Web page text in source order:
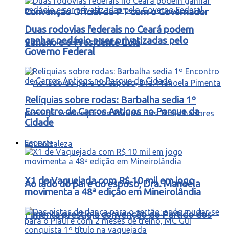
Convenção Oficial do PT com o Governador
Elmano e o Presidente Lula
Ao lado do pai e do esposo, Dra. Manoela
Pimenta prestigia convenção do Partido dos
Duas rodovias federais no Ceará podem
ganhar pedágio e ser privatizadas pelo
Governo Federal
Relíquias sobre rodas: Barbalha sedia 1º
Encontro de Carros Antigos no Parque da
Cidade
Esporte
X1 de Vaquejada com R$ 10 mil em jogo
movimenta a 48ª edição em Mineirolândia